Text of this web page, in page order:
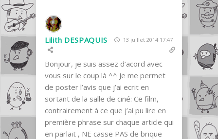
Lilith DESPAQUIS 13 juillet 2014 17:47
Bonjour, je suis assez d’acord avec
vous sur le coup là ^^ Je me permet
de poster l’avis que j’ai ecrit en
sortant de la salle de ciné: Ce film,
contrairement à ce que j’ai pu lire en
première phrase sur chaque article qui
en parlait , NE casse PAS de brique